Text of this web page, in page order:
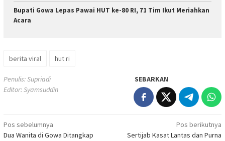
Bupati Gowa Lepas Pawai HUT ke-80 RI, 71 Tim Ikut Meriahkan
Acara
berita viral hut ri
Penulis: Supriadi
Editor: Syamsuddin
SEBARKAN
Navigasi
Pos sebelumnya
Dua Wanita di Gowa Ditangkap
Pos berikutnya
Sertijab Kasat Lantas dan Purna